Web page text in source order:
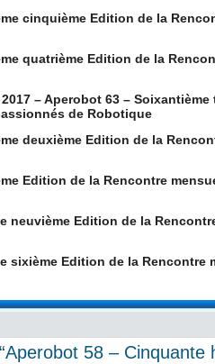
cinquième Edition de la
quatrième Edition de la
– Aperobot 63 –
de Robotique
deuxième Edition de la
Edition de la Rencontre
neuvième Edition de la
sixième Edition de la Rencontre
58 – Cinquante